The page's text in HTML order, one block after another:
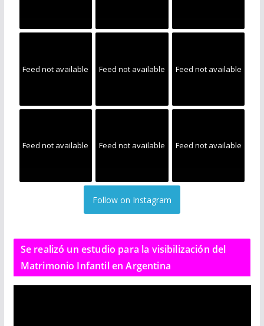
Feed not available Feed not available Feed not available
Feed not available Feed not available Feed not available
Follow on Instagram
Se realizó un estudio para la visibilización del
Matrimonio Infantil en Argentina